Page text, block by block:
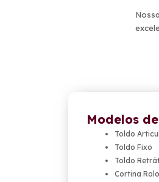
Modelos
Toldo
Toldo Fixo
Toldo
Cortina